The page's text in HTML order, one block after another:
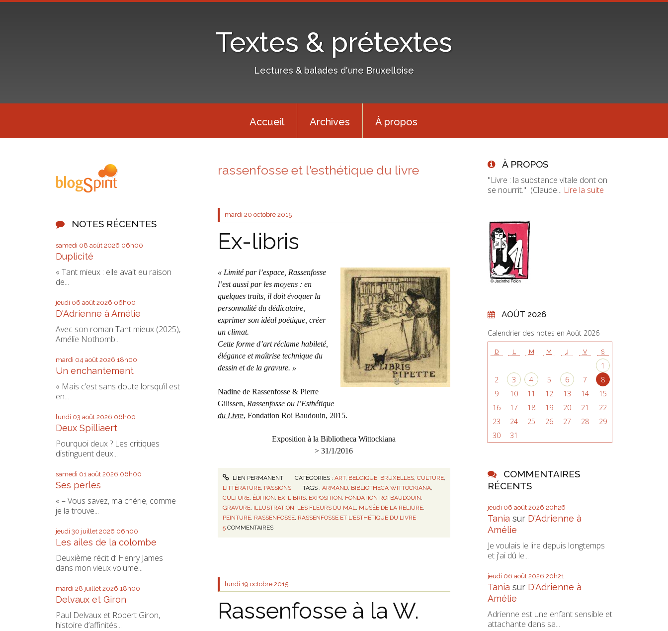
Textes & prétextes
Lectures & balades d'une Bruxelloise
Accueil Archives À propos
NOTES RÉCENTES
samedi 08 août 2026 06h00
Duplicité
« Tant mieux : elle avait eu raison
de...
jeudi 06 août 2026 06h00
D'Adrienne à Amélie
Avec son roman Tant mieux (2025),
Amélie Nothomb...
mardi 04 août 2026 18h00
Un enchantement
« Mais c’est sans doute lorsqu’il est
en...
lundi 03 août 2026 06h00
Deux Spilliaert
Pourquoi deux ? Les critiques
distinguent deux...
samedi 01 août 2026 06h00
Ses perles
« – Vous savez, ma chérie, comme
je la trouve...
jeudi 30 juillet 2026 06h00
Les ailes de la colombe
Deuxième récit d’ Henry James
dans mon vieux volume...
mardi 28 juillet 2026 18h00
Delvaux et Giron
Paul Delvaux et Robert Giron,
histoire d’affinités...
rassenfosse et l'esthétique du livre
mardi 20 octobre 2015
Ex-libris
« Limité par l’espace, Rassenfosse
l’est aussi par les moyens : en
quelques traits, il doit évoquer la
personnalité du dédicataire,
exprimer son idéal poétique, créer
un climat.
Cette forme d’art réclame habileté,
élégance et maîtrise technique du
dessin et de la gravure. »
Nadine de Rassenfosse & Pierre
Gilissen, Rassenfosse ou l’Esthétique
du Livre, Fondation Roi Baudouin, 2015.
Exposition à la Bibliotheca Wittockiana
> 31/1/2016
LIEN PERMANENT CATÉGORIES :ART, BELGIQUE BRUXELLES ,CULTURE
LITTÉRATURE, PASSIONS TAGS : ARMAND, BIBLIOTHECA WITTOCKIANA,
CULTURE, ÉDITION EX-LIBRIS, EXPOSITION FONDATION ROI BAUDOUIN
GRAVURE, ILLUSTRATION LES FLEURS DU MAL MUSÉE DE LA RELIURE,
PEINTURE, RASSENFOSSE, RASSENFOSSE ET L'ESTHÉTIQUE DU LIVRE
5 COMMENTAIRES
lundi 19 octobre 2015
Rassenfosse à la W.
À PROPOS
"Livre : la substance vitale dont on
se nourrit." (Claude... Lire la suite
AOÛT 2026
Calendrier des notes en Août 2026
D L M M J V S
1
2
3 4 5 6 7
8
9
10 11 12 13 14
15
16
17 18 19 20 21
22
23
24 25 26 27 28
29
30
31
COMMENTAIRES
RÉCENTS
jeudi 06 août 2026 20h26
Tania sur D'Adrienne à
Amélie
Je voulais le lire depuis longtemps
et j'ai dû le...
jeudi 06 août 2026 20h21
Tania sur D'Adrienne à
Amélie
Adrienne est une enfant sensible et
attachante dans sa...